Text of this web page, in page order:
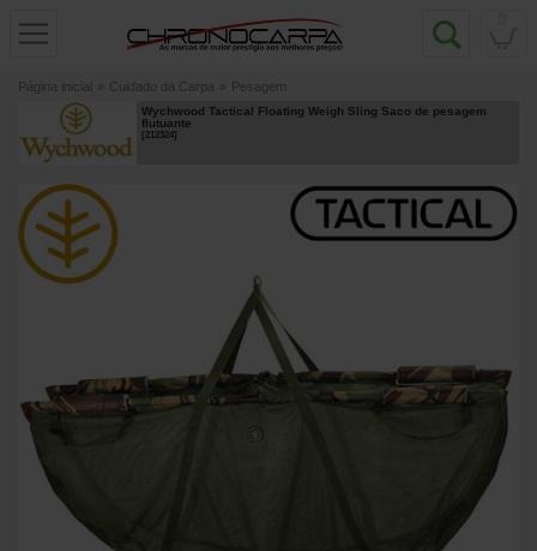
Página inicial » Cuidado da Carpa » Pesagem
Wychwood Tactical Floating Weigh Sling Saco de pesagem
flutuante
[212324]